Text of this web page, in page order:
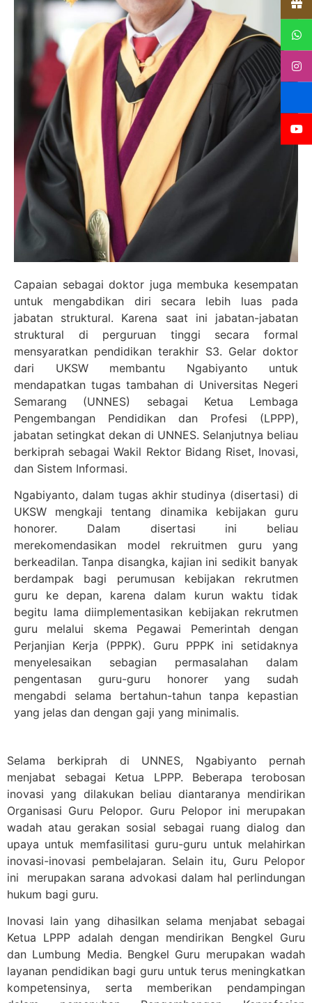
Capaian sebagai doktor juga membuka kesempatan
untuk mengabdikan diri secara lebih luas pada
jabatan struktural. Karena saat ini jabatan-jabatan
struktural di perguruan tinggi secara formal
mensyaratkan pendidikan terakhir S3. Gelar doktor
dari UKSW membantu Ngabiyanto untuk
mendapatkan tugas tambahan di Universitas Negeri
Semarang (UNNES) sebagai Ketua Lembaga
Pengembangan Pendidikan dan Profesi (LPPP),
jabatan setingkat dekan di UNNES. Selanjutnya beliau
berkiprah sebagai Wakil Rektor Bidang Riset, Inovasi,
dan Sistem Informasi.
Ngabiyanto, dalam tugas akhir studinya (disertasi) di
UKSW mengkaji tentang dinamika kebijakan guru
honorer. Dalam disertasi ini beliau
merekomendasikan model rekruitmen guru yang
berkeadilan. Tanpa disangka, kajian ini sedikit banyak
berdampak bagi perumusan kebijakan rekrutmen
guru ke depan, karena dalam kurun waktu tidak
begitu lama diimplementasikan kebijakan rekrutmen
guru melalui skema Pegawai Pemerintah dengan
Perjanjian Kerja (PPPK). Guru PPPK ini setidaknya
menyelesaikan sebagian permasalahan dalam
pengentasan guru-guru honorer yang sudah
mengabdi selama bertahun-tahun tanpa kepastian
yang jelas dan dengan gaji yang minimalis.
Selama berkiprah di UNNES, Ngabiyanto pernah
menjabat sebagai Ketua LPPP. Beberapa terobosan
inovasi yang dilakukan beliau diantaranya mendirikan
Organisasi Guru Pelopor. Guru Pelopor ini merupakan
wadah atau gerakan sosial sebagai ruang dialog dan
upaya untuk memfasilitasi guru-guru untuk melahirkan
inovasi-inovasi pembelajaran. Selain itu, Guru Pelopor
ini merupakan sarana advokasi dalam hal perlindungan
hukum bagi guru.
Inovasi lain yang dihasilkan selama menjabat sebagai
Ketua LPPP adalah dengan mendirikan Bengkel Guru
dan Lumbung Media. Bengkel Guru merupakan wadah
layanan pendidikan bagi guru untuk terus meningkatkan
kompetensinya, serta memberikan pendampingan